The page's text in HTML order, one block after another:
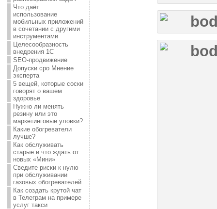
Что даёт
использование
мобильных приложений
в сочетании с другими
инструментами
Целесообразность
внедрения 1С
SEO-продвижение
Допуски сро Мнение
эксперта
5 вещей, которые соски
говорят о вашем
здоровье
Нужно ли менять
резину или это
маркетинговые уловки?
Какие обогреватели
лучше?
Как обслуживать
старые и что ждать от
новых «Мини»
Сведите риски к нулю
при обслуживании
газовых обогревателей
Как создать крутой чат
в Телеграм на примере
услуг такси